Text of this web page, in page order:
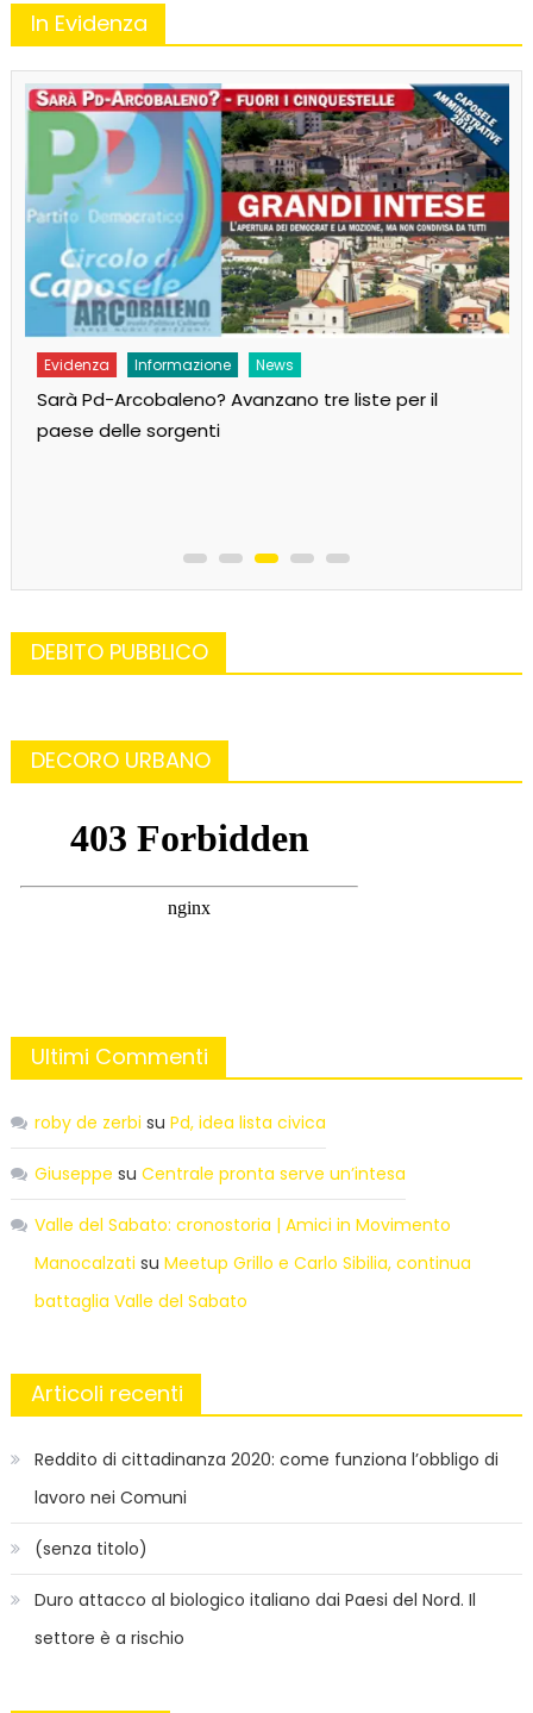
In Evidenza
Evidenza Informazione News
Sarà Pd-Arcobaleno? Avanzano tre liste per il
paese delle sorgenti
DEBITO PUBBLICO
DECORO URBANO
Ultimi Commenti
roby de zerbi su Pd, idea lista civica
Giuseppe su Centrale pronta serve un’intesa
Valle del Sabato: cronostoria | Amici in Movimento
Manocalzati su Meetup Grillo e Carlo Sibilia, continua
battaglia Valle del Sabato
Articoli recenti
Reddito di cittadinanza 2020: come funziona l’obbligo di
lavoro nei Comuni
(senza titolo)
Duro attacco al biologico italiano dai Paesi del Nord. Il
settore è a rischio